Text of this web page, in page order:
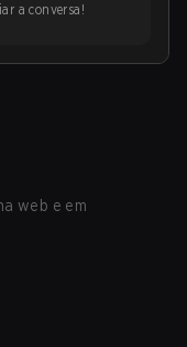
a conversa!
web e em